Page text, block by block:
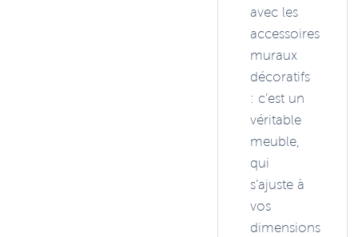
avec les
accessoires
muraux
décoratifs
: c’est un
véritable
meuble,
qui
s’ajuste à
vos
dimensions